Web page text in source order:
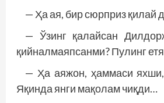
— Ҳа ая, бир сюрприз қилай
— Ўзинг қалайсан
қийналмаяпсанми? Пулинг
— Ҳа аяжон, ҳаммаси
Яқинда янги мақолам чиқди…